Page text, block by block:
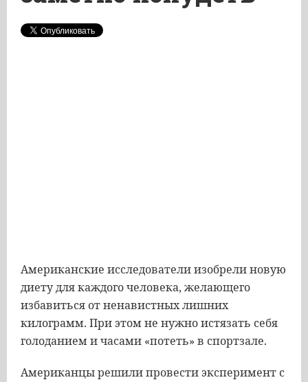
Американские исследователи изобрели новую
диету для каждого человека, желающего
избавиться от ненавистных лишних
килограмм. При этом не нужно истязать себя
голоданием и часами «потеть» в спортзале.
Американцы решили провести эксперимент с